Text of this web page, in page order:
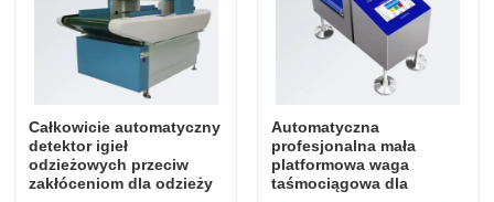
Całkowicie automatyczny
detektor igieł
odzieżowych przeciw
zakłóceniom dla odzieży
Automatyczna
profesjonalna mała
platformowa waga
taśmociągowa dla